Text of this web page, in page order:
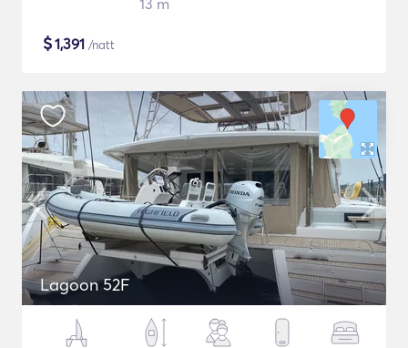
13 m
$1,391 /natt
Lagoon 52F